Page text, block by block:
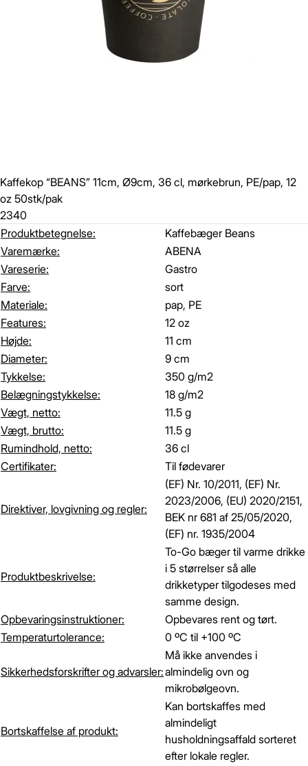
Kaffekop “BEANS” 11cm, Ø9cm, 36 cl, mørkebrun, PE/pap, 12
oz 50stk/pak
2340
Produktbetegnelse:
Kaffebæger Beans
Varemærke:
ABENA
Vareserie:
Gastro
Farve:
sort
Materiale:
pap, PE
Features:
12 oz
Højde:
11 cm
Diameter:
9 cm
Tykkelse:
350 g/m2
Belægningstykkelse:
18 g/m2
Vægt, netto:
11.5 g
Vægt, brutto:
11.5 g
Rumindhold, netto:
36 cl
Certifikater:
Til fødevarer
Direktiver, lovgivning og regler:
(EF) Nr. 10/2011, (EF) Nr.
2023/2006, (EU) 2020/2151,
BEK nr 681 af 25/05/2020,
(EF) nr. 1935/2004
Produktbeskrivelse:
To-Go bæger til varme drikke
i 5 størrelser så alle
drikketyper tilgodeses med
samme design.
Opbevaringsinstruktioner:
Opbevares rent og tørt.
Temperaturtolerance:
0 ºC til +100 ºC
Sikkerhedsforskrifter og advarsler:
Må ikke anvendes i
almindelig ovn og
mikrobølgeovn.
Bortskaffelse af produkt:
Kan bortskaffes med
almindeligt
husholdningsaffald sorteret
efter lokale regler.